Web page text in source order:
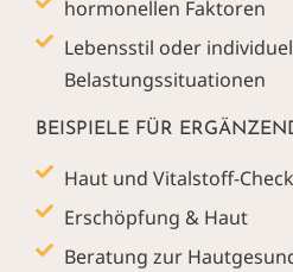
hormonellen Faktoren
Lebensstil oder
Belastungssituationen
BEISPIELE FÜR
Haut und Vitalstoff-Check
Erschöpfung & Haut
Beratung zur